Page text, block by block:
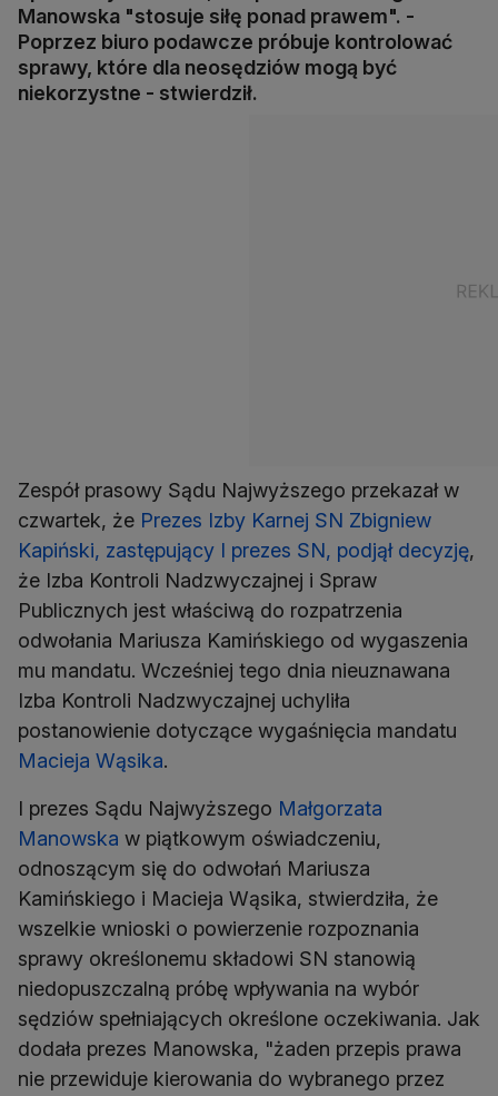
Manowska "stosuje siłę ponad prawem". -
Poprzez biuro podawcze próbuje kontrolować
sprawy, które dla neosędziów mogą być
niekorzystne - stwierdził.
Zespół prasowy Sądu Najwyższego przekazał w
czwartek, że Prezes Izby Karnej SN Zbigniew
Kapiński, zastępujący I prezes SN, podjął decyzję,
że Izba Kontroli Nadzwyczajnej i Spraw
Publicznych jest właściwą do rozpatrzenia
odwołania Mariusza Kamińskiego od wygaszenia
mu mandatu. Wcześniej tego dnia nieuznawana
Izba Kontroli Nadzwyczajnej uchyliła
postanowienie dotyczące wygaśnięcia mandatu
Macieja Wąsika.
I prezes Sądu Najwyższego Małgorzata
Manowska w piątkowym oświadczeniu,
odnoszącym się do odwołań Mariusza
Kamińskiego i Macieja Wąsika, stwierdziła, że
wszelkie wnioski o powierzenie rozpoznania
sprawy określonemu składowi SN stanowią
niedopuszczalną próbę wpływania na wybór
sędziów spełniających określone oczekiwania. Jak
dodała prezes Manowska, "żaden przepis prawa
nie przewiduje kierowania do wybranego przez